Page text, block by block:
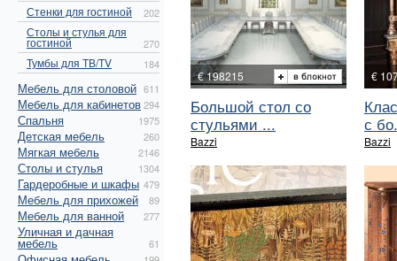
Стенки для гостиной 202
Столы и стулья для
гостиной 270
Тумбы для ТВ/TV 184
Мебель для столовой 611
Мебель для кабинетов294
Спальня 1975
Детская мебель 260
Мягкая мебель 2146
Столы и стулья 1304
Гардеробные и шкафы 479
Мебель для прихожей 89
Мебель для ванной 277
Уличная и дачная
мебель 61
€ 198215
Большой стол со
стульями ...
Bazzi
€
с
Bazzi